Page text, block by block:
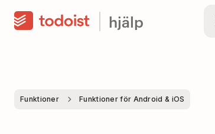
hjälp
Funktioner Funktioner för Android & iOS